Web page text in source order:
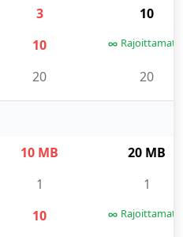
3
10
10
20 20
10 MB
20 MB
1
1
10